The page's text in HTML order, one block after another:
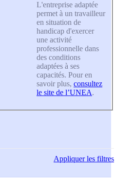
L'entreprise adaptée
permet à un travailleur
en situation de
handicap d'exercer
une activité
professionnelle dans
des conditions
adaptées à ses
capacités. Pour en
savoir plus, consultez
le site de l’UNEA.
Appliquerles filtres